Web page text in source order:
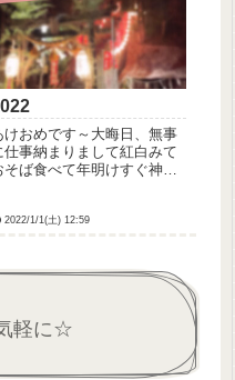
けおめです～大晦日、無事
仕事納まりまして紅白みて
そば食べて年明けすぐ神社
ありがとうございます今年
2022/1/1(土) 12:59
軽に☆